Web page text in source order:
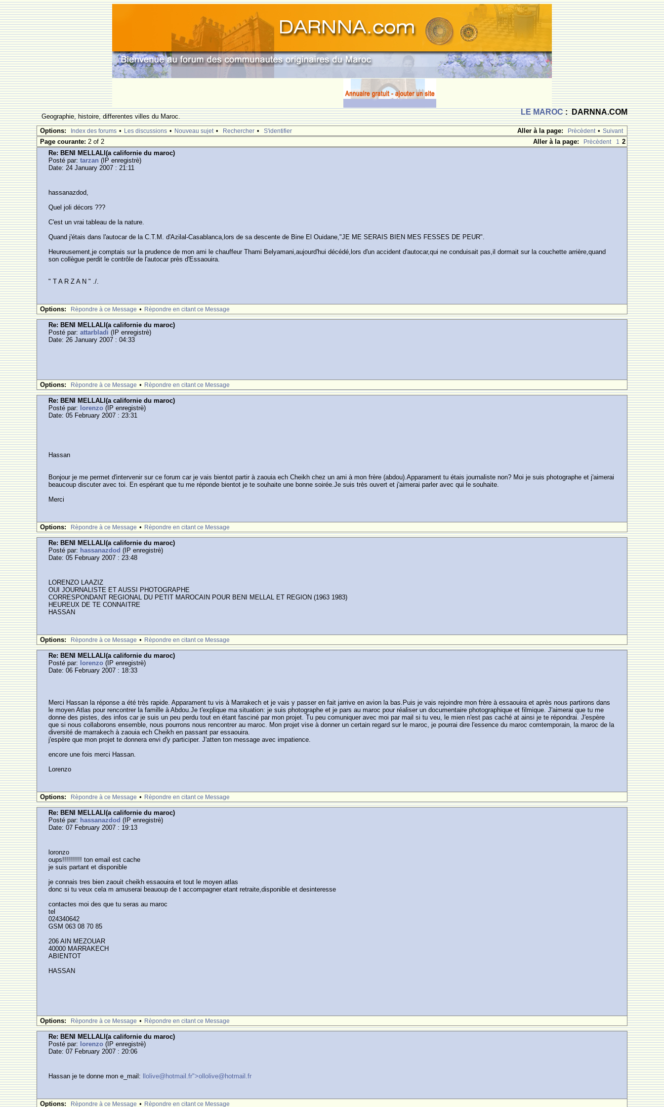
LE MAROC: DARNNA.COM
Geographie, histoire, differentes villes du Maroc.
Aller à la page:
Prècèdent • Suivant
Options: Index des forums • Les discussions • Nouveau sujet • Rechercher • S'identifier
Aller à la page: Prècèdent 1 2
Page courante:2 of 2
Re: BENI MELLALl(a californie du maroc)
Posté par:tarzan (IP enregistrè)
Date: 24 January 2007 : 21:11
hassanazdod,
Quel joli décors ???
C'est un vrai tableau de la nature.
Quand j'étais dans l'autocar de la C.T.M. d'Azilal-Casablanca,lors de sa descente de Bine El Ouidane,"JE ME SERAIS BIEN MES FESSES DE PEUR".
Heureusement,je comptais sur la prudence de mon ami le chauffeur Thami Belyamani,aujourd'hui décédé,lors d'un accident d'autocar,qui ne conduisait pas,il dormait sur la couchette arrière,quand
son collègue perdit le contrôle de l'autocar près d'Essaouira.
" T A R Z A N " ./.
Options: Rèpondre à ce Message • Rèpondre en citant ce Message
Re: BENI MELLALl(a californie du maroc)
Posté par:attarbladi (IP enregistrè)
Date: 26 January 2007 : 04:33
Options: Rèpondre à ce Message • Rèpondre en citant ce Message
Re: BENI MELLALl(a californie du maroc)
Posté par: lorenzo (IP enregistrè)
Date: 05 February 2007 : 23:31
Hassan
Bonjour je me permet d'intervenir sur ce forum car je vais bientot partir à zaouia ech Cheikh chez un ami à mon frère (abdou).Apparament tu étais journaliste non? Moi je suis photographe et j'aimerai
beaucoup discuter avec toi. En espérant que tu me réponde bientot je te souhaite une bonne soirée.Je suis très ouvert et j'aimerai parler avec qui le souhaite.
Merci
Options: Rèpondre à ce Message • Rèpondre en citant ce Message
Re: BENI MELLALl(a californie du maroc)
Posté par: hassanazdod (IP enregistrè)
Date: 05 February 2007 : 23:48
LORENZO LAAZIZ
OUI JOURNALISTE ET AUSSI PHOTOGRAPHE
CORRESPONDANT REGIONAL DU PETIT MAROCAIN POUR BENI MELLAL ET REGION (1963 1983)
HEUREUX DE TE CONNAITRE
HASSAN
Options: Rèpondre à ce Message • Rèpondre en citant ce Message
Re: BENI MELLALl(a californie du maroc)
Posté par: lorenzo (IP enregistrè)
Date: 06 February 2007 : 18:33
Merci Hassan la réponse a été très rapide. Apparament tu vis à Marrakech et je vais y passer en fait jarrive en avion la bas.Puis je vais rejoindre mon frère à essaouira et après nous partirons dans
le moyen Atlas pour rencontrer la famille à Abdou.Je t'explique ma situation: je suis photographe et je pars au maroc pour réaliser un documentaire photographique et filmique. J'aimerai que tu me
donne des pistes, des infos car je suis un peu perdu tout en étant fasciné par mon projet. Tu peu comuniquer avec moi par mail si tu veu, le mien n'est pas caché at ainsi je te répondrai. J'espère
que si nous collaborons ensemble, nous pourrons nous rencontrer au maroc. Mon projet vise à donner un certain regard sur le maroc, je pourrai dire l'essence du maroc comtemporain, la maroc de la
diversité de marrakech à zaouia ech Cheikh en passant par essaouira.
j'espère que mon projet te donnera envi d'y participer. J'atten ton message avec impatience.
encore une fois merci Hassan.
Lorenzo
Options: Rèpondre à ce Message • Rèpondre en citant ce Message
Re: BENI MELLALl(a californie du maroc)
Posté par: hassanazdod (IP enregistrè)
Date: 07 February 2007 : 19:13
loronzo
oups!!!!!!!!!! ton email est cache
je suis partant et disponible
je connais tres bien zaouit cheikh essaouira et tout le moyen atlas
donc si tu veux cela m amuserai beauoup de t accompagner etant retraite,disponible et desinteresse
contactes moi des que tu seras au maroc
tel
024340642
GSM 063 08 70 85
206 AIN MEZOUAR
40000 MARRAKECH
ABIENTOT
HASSAN
Options: Rèpondre à ce Message • Rèpondre en citant ce Message
Re: BENI MELLALl(a californie du maroc)
Posté par: lorenzo (IP enregistrè)
Date: 07 February 2007 : 20:06
Hassan je te donne mon e_mail: llolive@hotmail.fr">ollolive@hotmail.fr
Options: Rèpondre à ce Message • Rèpondre en citant ce Message